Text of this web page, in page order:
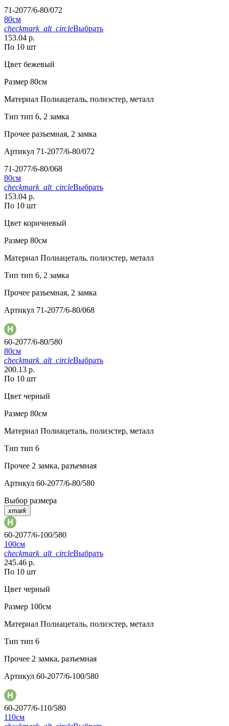
71-2077/6-80/072
80см
checkmark_alt_circleВыбрать
153.04 р.
По 10 шт
Цвет бежевый
Размер 80см
Материал Полиацеталь, полиэстер, металл
Тип тип 6, 2 замка
Прочее разъемная, 2 замка
Артикул 71-2077/6-80/072
71-2077/6-80/068
80см
checkmark_alt_circleВыбрать
153.04 р.
По 10 шт
Цвет коричневый
Размер 80см
Материал Полиацеталь, полиэстер, металл
Тип тип 6, 2 замка
Прочее разъемная, 2 замка
Артикул 71-2077/6-80/068
60-2077/6-80/580
80см
checkmark_alt_circleВыбрать
200.13 р.
По 10 шт
Цвет черный
Размер 80см
Материал Полиацеталь, полиэстер, металл
Тип тип 6
Прочее 2 замка, разъемная
Артикул 60-2077/6-80/580
Выбор размера
xmark
60-2077/6-100/580
100см
checkmark_alt_circleВыбрать
245.46 р.
По 10 шт
Цвет черный
Размер 100см
Материал Полиацеталь, полиэстер, металл
Тип тип 6
Прочее 2 замка, разъемная
Артикул 60-2077/6-100/580
60-2077/6-110/580
110см